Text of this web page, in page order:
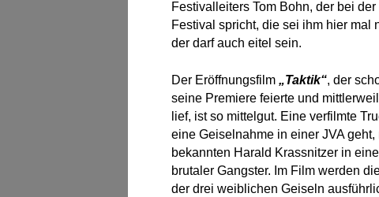
Festivalleiters Tom Bohn, der bei
Festival spricht, die sei ihm hier mal
der darf auch eitel sein.
Der Eröffnungsfilm „Taktik“, der
seine Premiere feierte und
lief, ist so mittelgut. Eine verfilmte
eine Geiselnahme in einer JVA geht,
bekannten Harald Krassnitzer in
brutaler Gangster. Im Film werden
der drei weiblichen Geiseln